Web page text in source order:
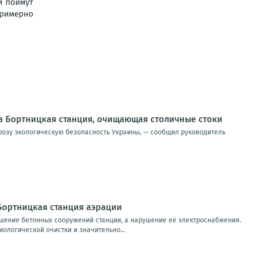
Бортницкая станция, очищающая столичные стоки
экологическую безопасность Украины, — сообщил руководитель
станция аэрации
бетонных сооружений станции, а нарушение её электроснабжения.
очистки и значительно...